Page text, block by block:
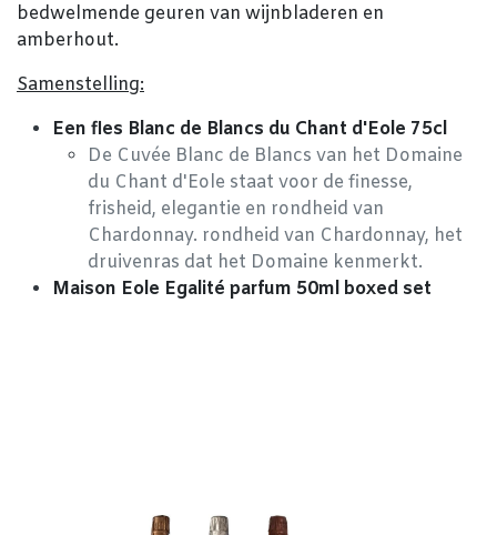
bedwelmende geuren van wijnbladeren en
amberhout.
Samenstelling:
Een fles Blanc de Blancs du Chant d'Eole 75cl
De Cuvée Blanc de Blancs van het Domaine
du Chant d'Eole staat voor de finesse,
frisheid, elegantie en rondheid van
Chardonnay. rondheid van Chardonnay, het
druivenras dat het Domaine kenmerkt.
Maison Eole Egalité parfum 50ml boxed set